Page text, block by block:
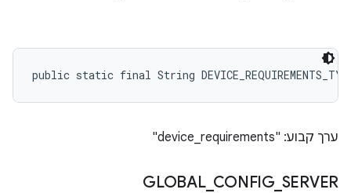
public static final String
ערך קבוע: "device_requirements"
GLOBAL_ CONFIG_ SERVER